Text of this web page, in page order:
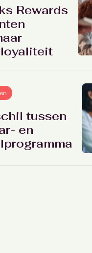
Rewards
tussen
en